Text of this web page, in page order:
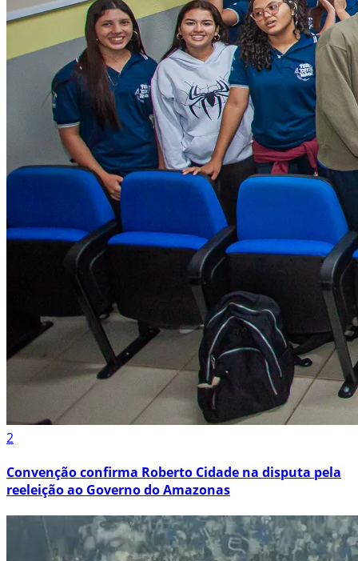
2
Convenção confirma Roberto Cidade na disputa pela
reeleição ao Governo do Amazonas